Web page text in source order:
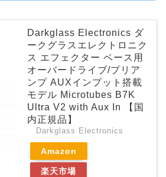
Darkglass Electronics ダ
ークグラスエレクトロニク
ス エフェクター ベース用
オーバードライブ/プリア
ンプ AUXインプット搭載
モデル Microtubes B7K
Ultra V2 with Aux In 【国
内正規品】
Darkglass Electronics
Amazon
楽天市場